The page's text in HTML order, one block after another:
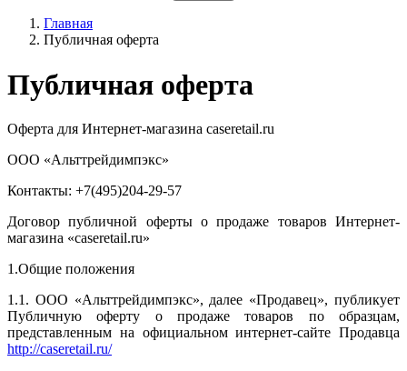
Главная
Публичная оферта
Публичная оферта
Оферта для Интернет-магазина caseretail.ru
ООО «Альттрейдимпэкс»
Контакты: +7(495)204-29-57
Договор публичной оферты о продаже товаров Интернет-
магазина «caseretail.ru»
1.Общие положения
1.1. ООО «Альттрейдимпэкс», далее «Продавец», публикует
Публичную оферту о продаже товаров по образцам,
представленным на официальном интернет-сайте Продавца
http://caseretail.ru/